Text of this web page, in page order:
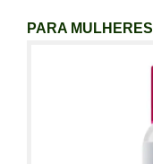
PARA MULHERES